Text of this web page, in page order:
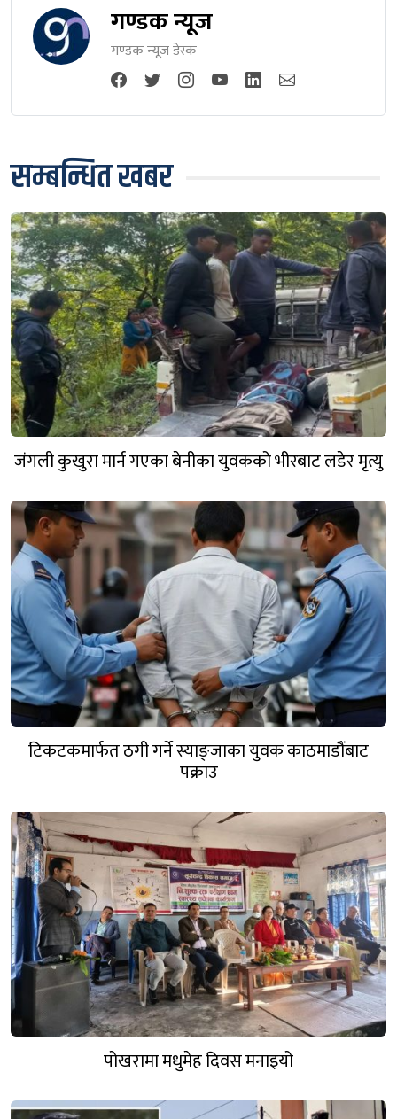
गण्डक न्यूज
गण्डक न्यूज डेस्क
सम्बन्धित खबर
जंगली कुखुरा मार्न गएका बेनीका युवकको भीरबाट लडेर मृत्यु
टिकटकमार्फत ठगी गर्ने स्याङ्जाका युवक काठमाडौंबाट
पक्राउ
पोखरामा मधुमेह दिवस मनाइयो